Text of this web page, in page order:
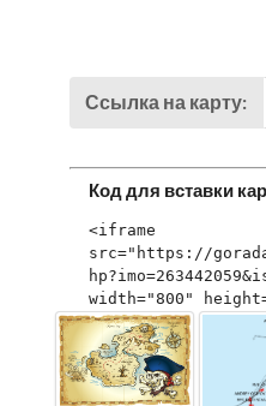
Ссылка на карту:
Код для вставки
<iframe
src="https://
width="800"